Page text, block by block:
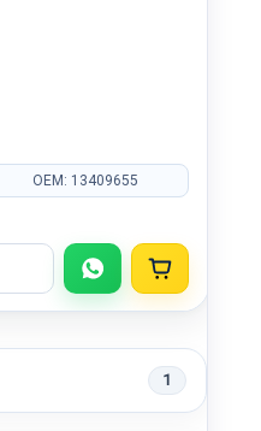
OEM: 13409655
1